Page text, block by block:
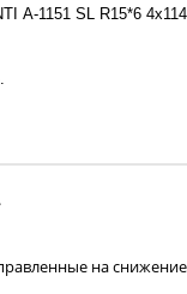
А-1151 SL R15*6
на